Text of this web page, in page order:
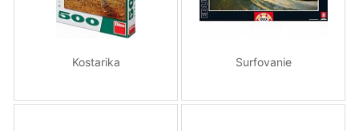
Kostarika Surfovanie